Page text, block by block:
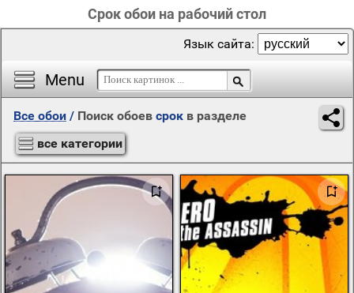
Срок обои на рабочий стол
Menu
Язык сайта:
Все обои / Поиск обоев срок в разделе
все категории